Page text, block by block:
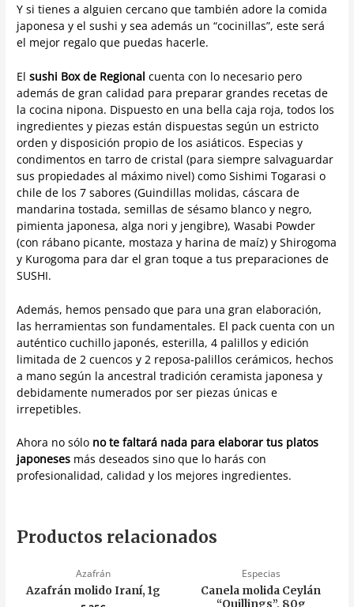
Y si tienes a alguien cercano que también adore la comida
japonesa y el sushi y sea además un “cocinillas”, este será
el mejor regalo que puedas hacerle.
El sushi Box de Regional cuenta con lo necesario pero
además de gran calidad para preparar grandes recetas de
la cocina nipona. Dispuesto en una bella caja roja, todos los
ingredientes y piezas están dispuestas según un estricto
orden y disposición propio de los asiáticos. Especias y
condimentos en tarro de cristal (para siempre salvaguardar
sus propiedades al máximo nivel) como Sishimi Togarasi o
chile de los 7 sabores (Guindillas molidas, cáscara de
mandarina tostada, semillas de sésamo blanco y negro,
pimienta japonesa, alga nori y jengibre), Wasabi Powder
(con rábano picante, mostaza y harina de maíz) y Shirogoma
y Kurogoma para dar el gran toque a tus preparaciones de
SUSHI.
Además, hemos pensado que para una gran elaboración,
las herramientas son fundamentales. El pack cuenta con un
auténtico cuchillo japonés, esterilla, 4 palillos y edición
limitada de 2 cuencos y 2 reposa-palillos cerámicos, hechos
a mano según la ancestral tradición ceramista japonesa y
debidamente numerados por ser piezas únicas e
irrepetibles.
Ahora no sólo no te faltará nada para elaborar tus platos
japoneses más deseados sino que lo harás con
profesionalidad, calidad y los mejores ingredientes.
Productos relacionados
Azafrán
Azafrán molido Iraní, 1g
Especias
Canela molida Ceylán